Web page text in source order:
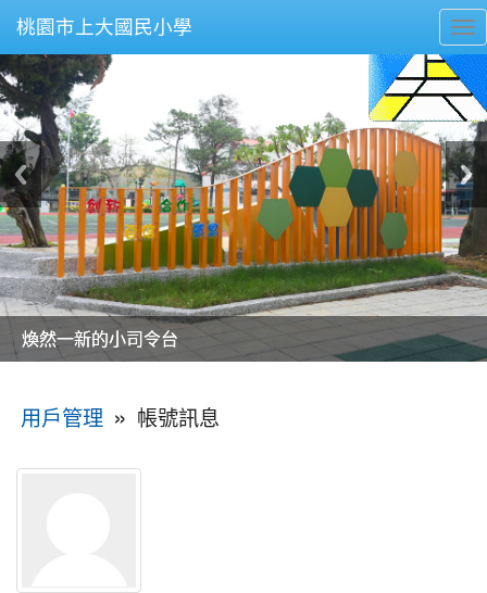
桃園市上大國民小學
美麗的操場是我們活力的來源
美麗的操場是我們活力的來源
煥然一新的小司令台
煥然一新的小司令台
富含桃園埤塘田園風光意象的中廊
富含桃園埤塘田園風光意象的中廊
嶄新的中庭廣場
嶄新的中庭廣場
水生池生生不息
水生池生生不息
用戶管理 » 帳號訊息